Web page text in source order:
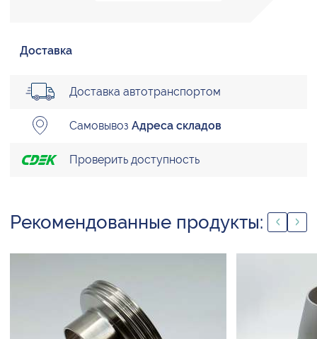
Доставка
Доставка автотранспортом
Самовывоз Адреса складов
Проверить доступность
Рекомендованные продукты: